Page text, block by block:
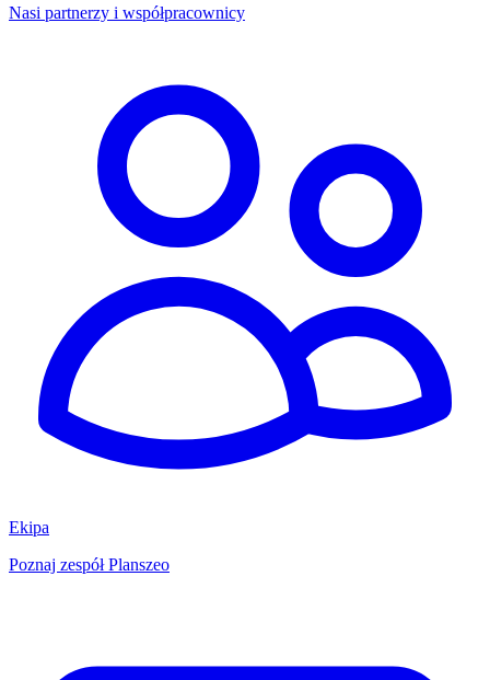
Nasi partnerzy i współpracownicy
Ekipa
Poznaj zespół Planszeo